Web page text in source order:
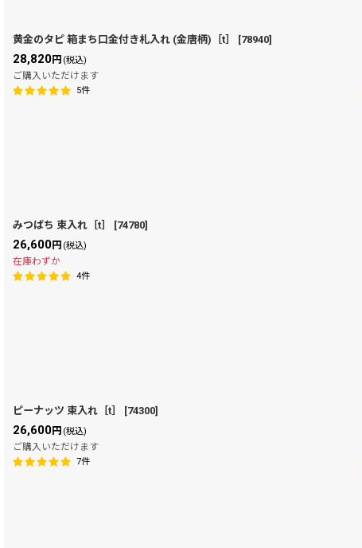
黄金のタピ 箱まち口金付き札入れ (金唐柄)［t］ [78940]
28,820円 (税込)
ご購入いただけます
5件
みつばち 束入れ［t］ [74780]
26,600円 (税込)
在庫わずか
4件
ピーナッツ 束入れ［t］ [74300]
26,600円 (税込)
ご購入いただけます
7件